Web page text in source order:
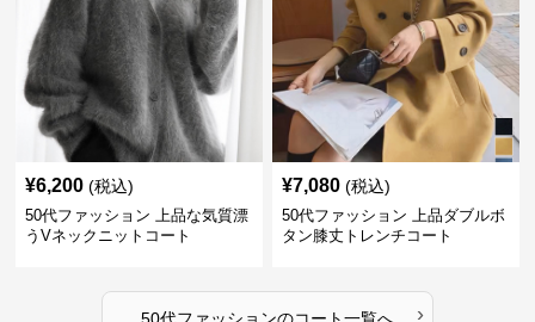
¥6,200 (税込)
50代ファッション 上品な気質漂
うVネックニットコート
¥7,080 (税込)
50代ファッション 上品ダブルボ
タン膝丈トレンチコート
›